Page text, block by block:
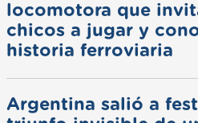
locomotora que
chicos a jugar y
historia ferroviaria
Argentina salió a